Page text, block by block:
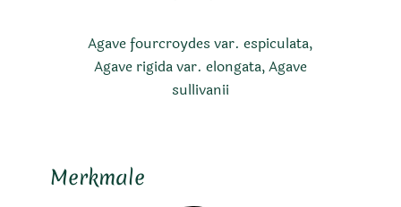
Agave fourcroydes var. espiculata,
Agave rigida var. elongata, Agave
sullivanii
Merkmale